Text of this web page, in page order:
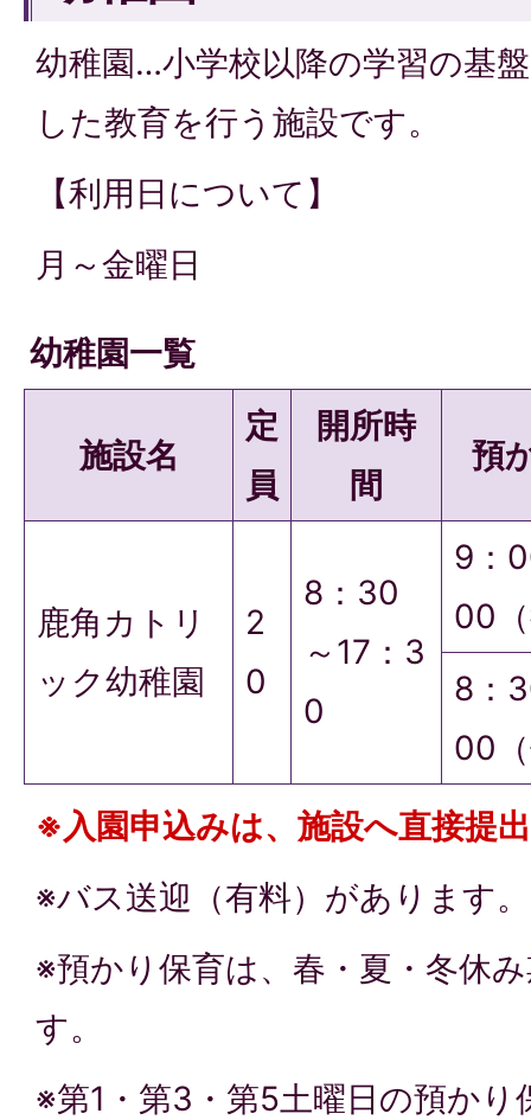
幼稚園…小学校以降の学習の基
した教育を行う施設です。
【利用日について】
月～金曜日
幼稚園一覧
施設名
定
員
開所時
間
預
鹿角カトリ
ック幼稚園
2
0
8：30
～17：3
0
9：
00
8：
00
※入園申込みは、施設へ直接提
※バス送迎（有料）があります。
※預かり保育は、春・夏・冬休
す。
※第1・第3・第5土曜日の預かり